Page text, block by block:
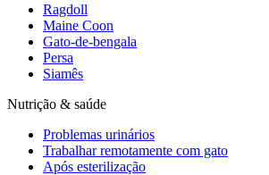
Ragdoll
Maine Coon
Gato-de-bengala
Persa
Siamês
Nutrição & saúde
Problemas urinários
Trabalhar remotamente com gato
Após esterilização